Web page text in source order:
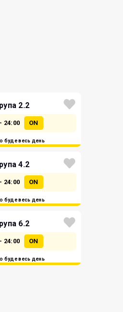
2.2
24:00 ON
буде весь день
4.2
24:00 ON
буде весь день
6.2
24:00 ON
буде весь день